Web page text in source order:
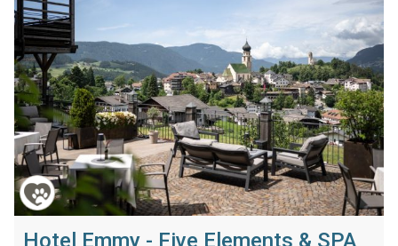
Hotel Emmy - Five Elements & SPA